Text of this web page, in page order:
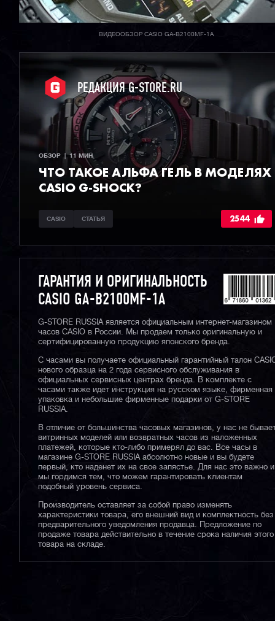
ВИДЕООБЗОР CASIO GA-B2100MF-1A
РЕДАКЦИЯ G-STORE.RU
ОБЗОР  |  11 МИН
ЧТО ТАКОЕ АЛЬФА ГЕЛЬ В МОДЕЛЯХ
CASIO G-SHOCK?
CASIO СТАТЬЯ 2544
ГАРАНТИЯ И ОРИГИНАЛЬНОСТЬ
CASIO GA-B2100MF-1A
G-STORE RUSSIA является официальным интернет-магазином
часов CASIO в России. Мы продаем только оригинальную и
сертифицированную продукцию японского бренда.
С часами вы получаете официальный гарантийный талон
нового образца на 2 года сервисного обслуживания в
официальных сервисных центрах бренда. В комплекте с
часами также идет инструкция на русском языке, фирменная
упаковка и небольшие фирменные подарки от G-STORE
RUSSIA.
В отличие от большинства часовых магазинов, у нас не
витринных моделей или возвратных часов из наложенных
платежей, которые кто-либо примерял до вас. Все часы в
магазине G-STORE RUSSIA абсолютно новые и вы будете
первый, кто наденет их на свое запястье. Для нас это важно и
мы гордимся тем, что можем гарантировать клиентам
подобный уровень сервиса.
Производитель оставляет за собой право изменять
характеристики товара, его внешний вид и комплектность без
предварительного уведомления продавца. Предложение по
продаже товара действительно в течение срока наличия этого
товара на складе.